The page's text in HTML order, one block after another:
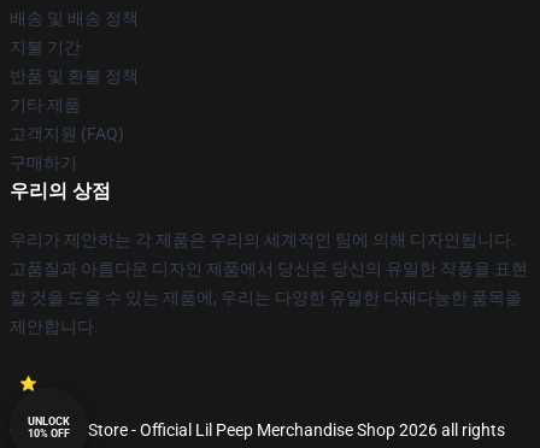
배송 및 배송 정책
지불 기간
반품 및 환불 정책
기타 제품
고객지원 (FAQ)
구매하기
우리의 상점
우리가 제안하는 각 제품은 우리의 세계적인 팀에 의해 디자인됩니다.
고품질과 아름다운 디자인 제품에서 당신은 당신의 유일한 작풍을 표현
할 것을 도울 수 있는 제품에, 우리는 다양한 유일한 다재다능한 품목을
제안합니다.
© Lil Peep Store - Official Lil Peep Merchandise Shop 2026 all rights
UNLOCK
10% OFF